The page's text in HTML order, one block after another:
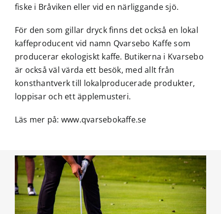
fiske i Bråviken eller vid en närliggande sjö.
För den som gillar dryck finns det också en lokal
kaffeproducent vid namn Qvarsebo Kaffe som
producerar ekologiskt kaffe. Butikerna i Kvarsebo
är också väl värda ett besök, med allt från
konsthantverk till lokalproducerade produkter,
loppisar och ett äpplemusteri.
Läs mer på: www.qvarsebokaffe.se